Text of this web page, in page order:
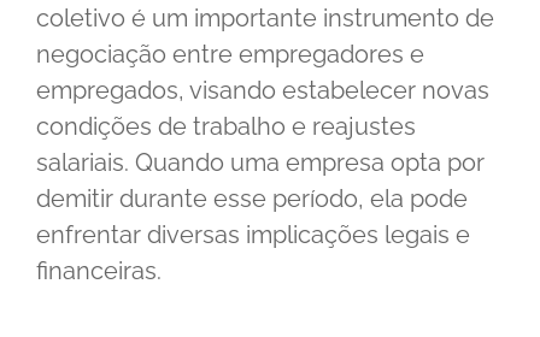
coletivo é um importante instrumento de
negociação entre empregadores e
empregados, visando estabelecer novas
condições de trabalho e reajustes
salariais. Quando uma empresa opta por
demitir durante esse período, ela pode
enfrentar diversas implicações legais e
financeiras.